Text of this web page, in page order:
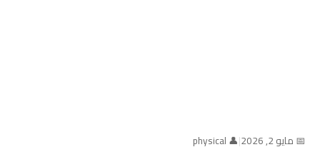
📅 مايو 2, 2026 |
👤 physical